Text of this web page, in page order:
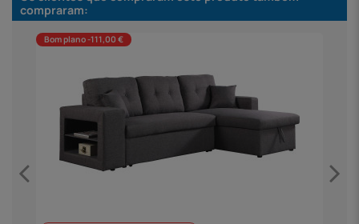
compraram:
Bom plano -111,00 €